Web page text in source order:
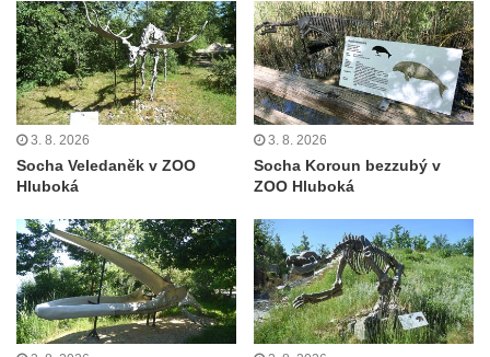
Pamětní deska Johanna Nepomuka
Fischera na domě čp. 5/16 na třídě 9.
května v Rumburku
Pamětní deska Johanna Neumanna
severně od Tokáně
Obrázek svatého Huberta na buku svatého
Obrázek svatého Jakuba na skále u cesty
východně od Srbské Kamenice
Busta Jana Amose Komenského na domě
čp. 37 v Račicích
3. 8. 2026
Socha Veledaněk v ZOO
Hluboká
3. 8. 2026
Socha Koroun bezzubý v
ZOO Hluboká